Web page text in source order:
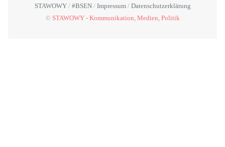
STAWOWY #BSEN Impressum
Datenschutzerklärung
© STAWOWY - Kommunikation, Medien, Politik